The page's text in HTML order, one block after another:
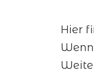
Hier